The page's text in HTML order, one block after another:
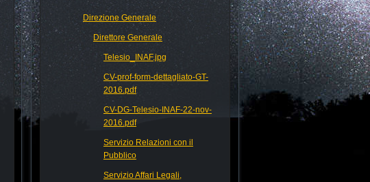
Direzione Generale
Direttore Generale
Telesio_INAF.jpg
CV-prof-form-dettagliato-GT-
2016.pdf
CV-DG-Telesio-INAF-22-nov-
2016.pdf
Servizio Relazioni con il
Pubblico
Servizio Affari Legali,